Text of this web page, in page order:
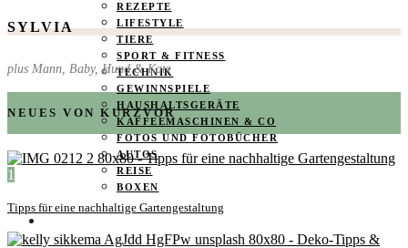
REZEPTE
LIFESTYLE
TIERE
SPORT & FITNESS
TECHNIK
GEWINNSPIELE
HAUSHALTSGERÄTE
KAFFEEMASCHINEN & CO
FOTOS UND FOTOBÜCHER
AUTOS
REISE
BOXEN
SYLVIA
plus Mann, Baby, Hund & Katz
NEUES VON KURZVOR
1
Tipps für eine nachhaltige Gartengestaltung